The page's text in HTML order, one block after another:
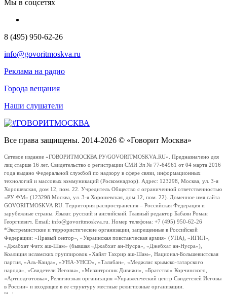
Мы в соцсетях
8 (495) 950-62-26
info@govoritmoskva.ru
Реклама на радио
Города вещания
Наши слушатели
Все права защищены. 2014-2026 © «Говорит Москва»
Сетевое издание «ГОВОРИТМОСКВА.РУ/GOVORITMOSKVA.RU». Предназначено для
лиц старше 16 лет. Свидетельство о регистрации СМИ Эл № 77-64961 от 04 марта 2016
года выдано Федеральной службой по надзору в сфере связи, информационных
технологий и массовых коммуникаций (Роскомнадзор). Адрес: 123298, Москва, ул. 3-я
Хорошевская, дом 12, пом. 22. Учредитель Общество с ограниченной ответственностью
«РУ ФМ» (123298 Москва, ул. 3-я Хорошевская, дом 12, пом. 22). Доменное имя сайта
GOVORITMOSKVA.RU. Территория распространения – Российская Федерация и
зарубежные страны. Языки: русский и английский. Главный редактор Бабаян Роман
Георгиевич. Email: info@govoritmoskva.ru. Номер телефона: +7 (495) 950-62-26
*Экстремистские и террористические организации, запрещенные в Российской
Федерации: «Правый сектор», «Украинская повстанческая армия» (УПА), «ИГИЛ»,
«Джабхат Фатх аш-Шам» (бывшая «Джабхат ан-Нусра», «Джебхат ан-Нусра»),
Коалиция исламских группировок «Хайят Тахрир аш-Шам», Национал-Большевистская
партия, «Аль-Каида», «УНА-УНСО», «Талибан», «Меджлис крымско-татарского
народа», «Свидетели Иеговы», «Мизантропик Дивижн», «Братство» Корчинского,
«Артподготовка», Религиозная организация «Управленческий центр Свидетелей Иеговы
в России» и входящие в ее структуру местные религиозные организации.